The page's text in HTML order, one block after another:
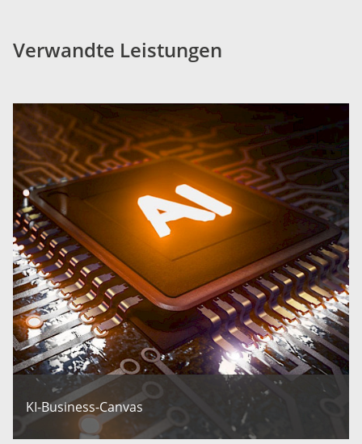
Verwandte Leistungen
KI-Business-Canvas